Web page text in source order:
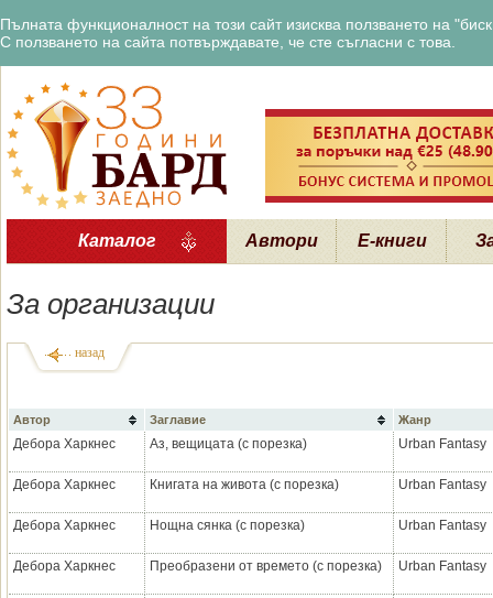
Пълната функционалност на този сайт изисква ползването на
С ползването на сайта потвърждавате, че сте съгласни с това.
Каталог Автори Е-книги
За организации
Автор Заглавие Жанр
Дебора Харкнес Аз, вещицата (с порезка) Urban Fantasy
Дебора Харкнес Книгата на живота (с порезка) Urban Fantasy
Дебора Харкнес Нощна сянка (с порезка) Urban Fantasy
Дебора Харкнес Преобразени от времето (с порезка) Urban Fantasy
назад